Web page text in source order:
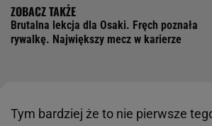
Brutalna lekcja dla Osaki. Fręch poznała
rywalkę. Największy mecz w karierze
Tym bardziej że to nie pierwsze